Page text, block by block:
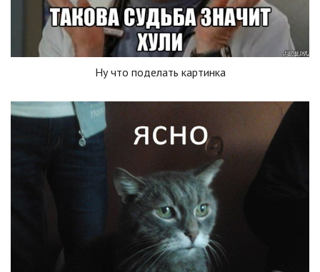
Ну что поделать картинка